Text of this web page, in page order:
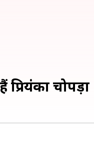
प्रियंका चोपड़ा